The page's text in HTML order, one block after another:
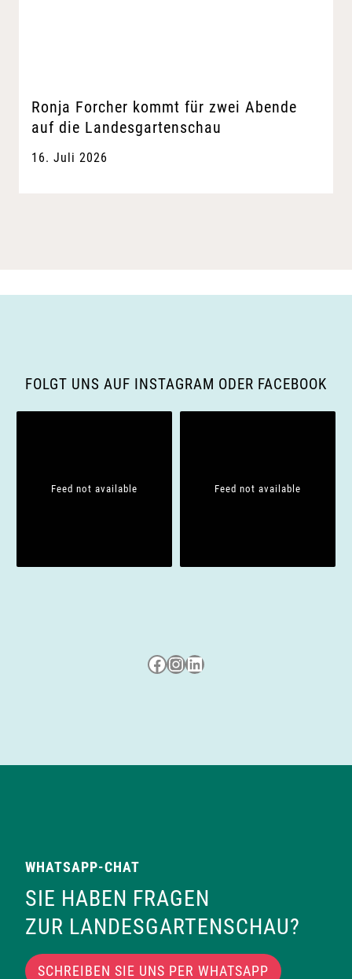
Ronja Forcher kommt für zwei Abende
auf die Landesgartenschau
16. Juli 2026
FOLGT UNS AUF INSTAGRAM ODER FACEBOOK
Feed not available Feed not available
Besuche uns auf Facebook
Besuche uns auf Instagram
LinkedIn
WHATSAPP-CHAT
SIE HABEN FRAGEN
ZUR LANDESGARTENSCHAU?
SCHREIBEN SIE UNS PER WHATSAPP